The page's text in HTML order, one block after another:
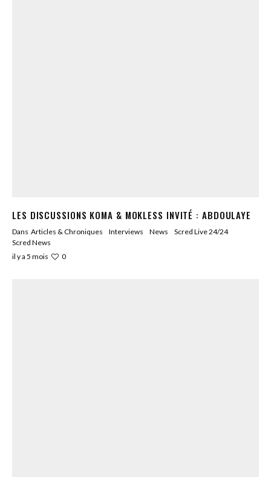
LES DISCUSSIONS KOMA & MOKLESS INVITÉ : ABDOULAYE
Dans Articles & Chroniques Interviews News
Scred Live 24/24
Scred News
il y a 5 mois
0